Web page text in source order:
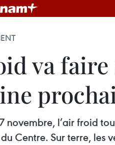
va
novembre, l’air froid
Centre. Sur terre, les